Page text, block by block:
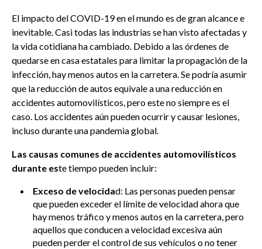
El impacto del COVID-19 en el mundo es de gran alcance e
inevitable. Casi todas las industrias se han visto afectadas y
la vida cotidiana ha cambiado. Debido a las órdenes de
quedarse en casa estatales para limitar la propagación de la
infección, hay menos autos en la carretera. Se podría asumir
que la reducción de autos equivale a una reducción en
accidentes automovilísticos, pero este no siempre es el
caso. Los accidentes aún pueden ocurrir y causar lesiones,
incluso durante una pandemia global.
Las causas comunes de accidentes automovilísticos
durante este tiempo pueden incluir:
Exceso de velocidad: Las personas pueden pensar
que pueden exceder el límite de velocidad ahora que
hay menos tráfico y menos autos en la carretera, pero
aquellos que conducen a velocidad excesiva aún
pueden perder el control de sus vehículos o no tener